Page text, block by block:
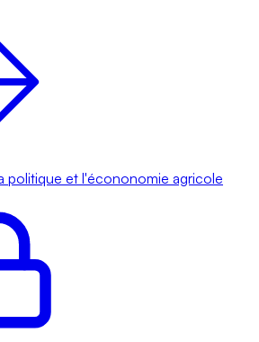
politique et l'écononomie agricole